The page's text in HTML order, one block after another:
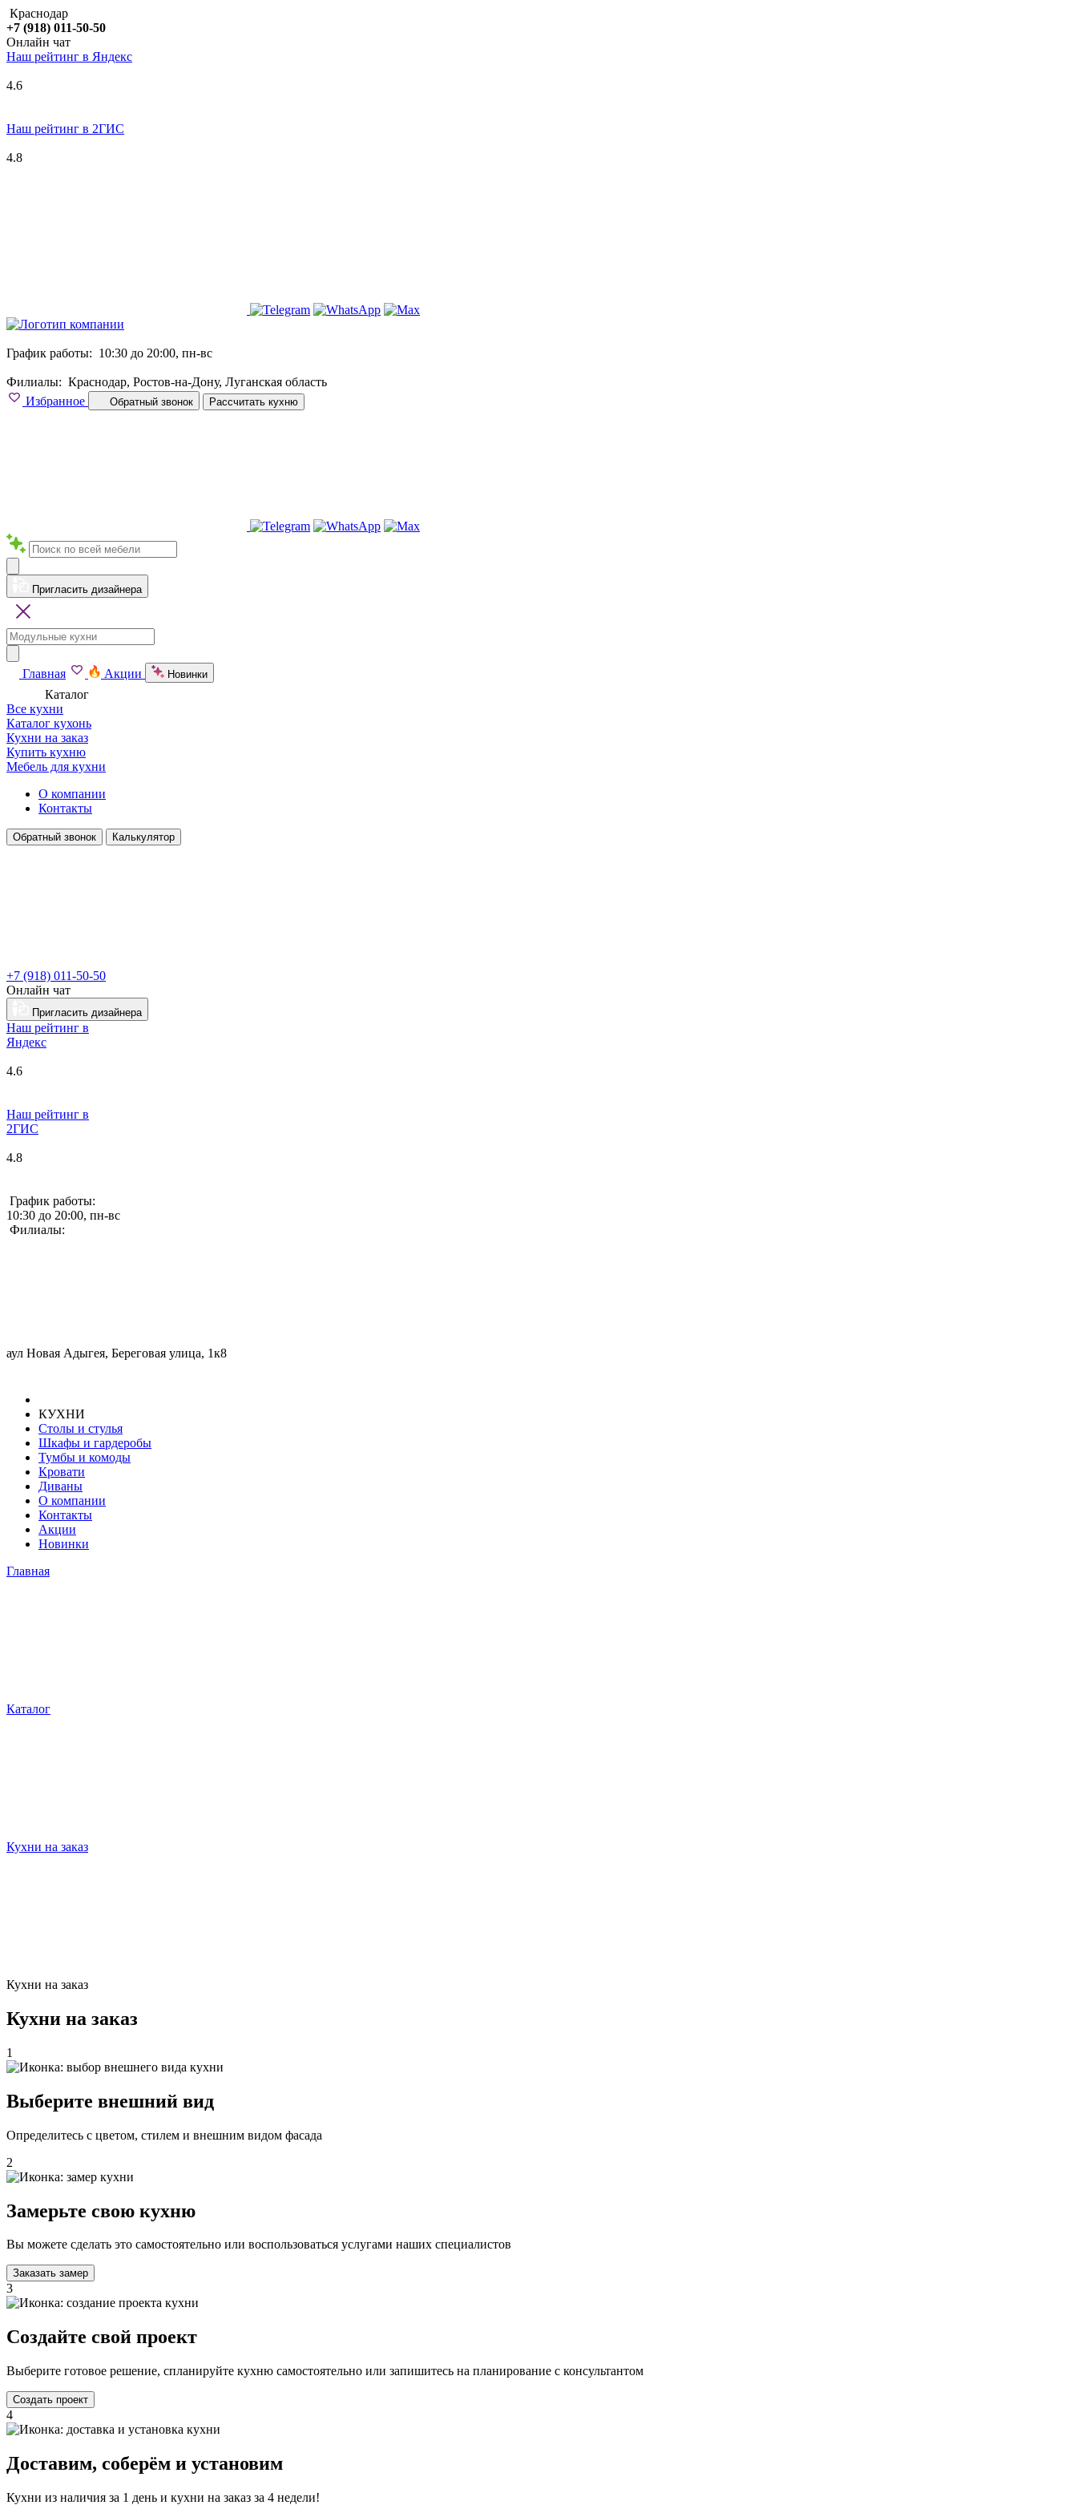
Краснодар
+7 (918) 011-50-50
Онлайн чат
Наш рейтинг в Яндекс
4.6
Наш рейтинг в 2ГИС
4.8
График работы: 10:30 до 20:00, пн-вс
Филиалы: Краснодар, Ростов-на-Дону, Луганская область
Избранное
Обратный звонок Рассчитать кухню
Пригласить дизайнера
Главная Акции Новинки
Каталог
Все кухни
Каталог кухонь
Кухни на заказ
Купить кухню
Мебель для кухни
О компании
Контакты
Обратный звонок Калькулятор
+7 (918) 011-50-50
Онлайн чат
Пригласить дизайнера
Наш рейтинг в
Яндекс
4.6
Наш рейтинг в
2ГИС
4.8
График работы:
10:30 до 20:00, пн-вс
Филиалы:
аул Новая Адыгея, Береговая улица, 1к8
КУХНИ
Столы и стулья
Шкафы и гардеробы
Тумбы и комоды
Кровати
Диваны
О компании
Контакты
Акции
Новинки
Главная
Каталог
Кухни на заказ
Кухни на заказ
Кухни на заказ
1
Выберите внешний вид
Определитесь с цветом, стилем и внешним видом фасада
2
Замерьте свою кухню
Вы можете сделать это самостоятельно или воспользоваться услугами наших специалистов
Заказать замер
3
Создайте свой проект
Выберите готовое решение, спланируйте кухню самостоятельно или запишитесь на планирование с консультантом
Создать проект
4
Доставим, соберём и установим
Кухни из наличия за 1 день и кухни на заказ за 4 недели!